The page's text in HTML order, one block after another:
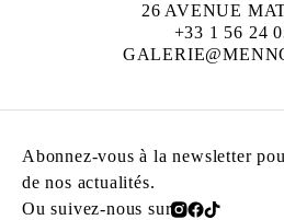
26 AVENUE
+33 1 56 24
Abonnez-vous à la newsletter
de nos actualités.
Ou suivez-nous sur